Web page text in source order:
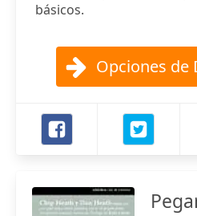
básicos.
Opciones de